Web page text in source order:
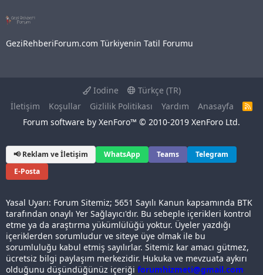
GeziRehberiForum.com Türkiyenin Tatil Forumu
Iodine
Türkçe (TR)
İletişim
Koşullar Gizlilik Politikası Yardım Anasayfa
R
Forum software by XenForo™ © 2010-2019 XenForo Ltd.
📢 Reklam ve İletişim WhatsApp Teams
Telegram
E-Posta
Yasal Uyarı: Forum Sitemiz; 5651 Sayılı Kanun kapsamında BTK
tarafından onaylı Yer Sağlayıcı'dır. Bu sebeple içerikleri kontrol
etme ya da araştırma yükümlülüğü yoktur. Üyeler yazdığı
içeriklerden sorumludur ve siteye üye olmak ile bu
sorumluluğu kabul etmiş sayılırlar. Sitemiz kar amacı gütmez,
ücretsiz bilgi paylaşım merkezidir. Hukuka ve mevzuata aykırı
olduğunu düşündüğünüz içeriği forumhizmeti@gmail.com